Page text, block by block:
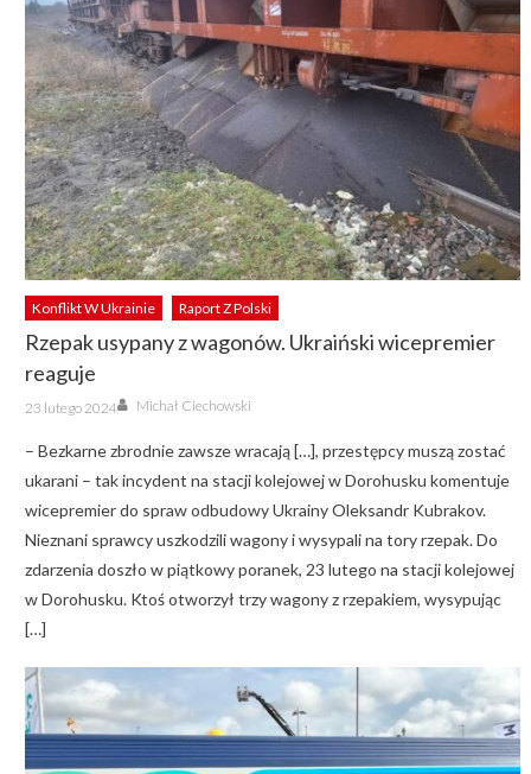
Konflikt W Ukrainie Raport Z Polski
Rzepak usypany z wagonów. Ukraiński wicepremier
reaguje
Posted
on
23 lutego 2024 Author
Michał Ciechowski
– Bezkarne zbrodnie zawsze wracają […], przestępcy muszą zostać
ukarani – tak incydent na stacji kolejowej w Dorohusku komentuje
wicepremier do spraw odbudowy Ukrainy Oleksandr Kubrakov.
Nieznani sprawcy uszkodzili wagony i wysypali na tory rzepak. Do
zdarzenia doszło w piątkowy poranek, 23 lutego na stacji kolejowej
w Dorohusku. Ktoś otworzył trzy wagony z rzepakiem, wysypując
[…]